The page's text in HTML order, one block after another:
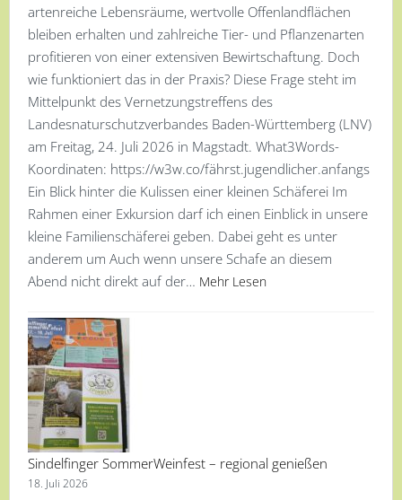
artenreiche Lebensräume, wertvolle Offenlandflächen
bleiben erhalten und zahlreiche Tier- und Pflanzenarten
profitieren von einer extensiven Bewirtschaftung. Doch
wie funktioniert das in der Praxis? Diese Frage steht im
Mittelpunkt des Vernetzungstreffens des
Landesnaturschutzverbandes Baden-Württemberg (LNV)
am Freitag, 24. Juli 2026 in Magstadt. What3Words-
Koordinaten: https://w3w.co/fährst.jugendlicher.anfangs
Ein Blick hinter die Kulissen einer kleinen Schäferei Im
Rahmen einer Exkursion darf ich einen Einblick in unsere
kleine Familienschäferei geben. Dabei geht es unter
anderem um Auch wenn unsere Schafe an diesem
Abend nicht direkt auf der… Mehr Lesen
Sindelfinger SommerWeinfest – regional genießen
18. Juli 2026